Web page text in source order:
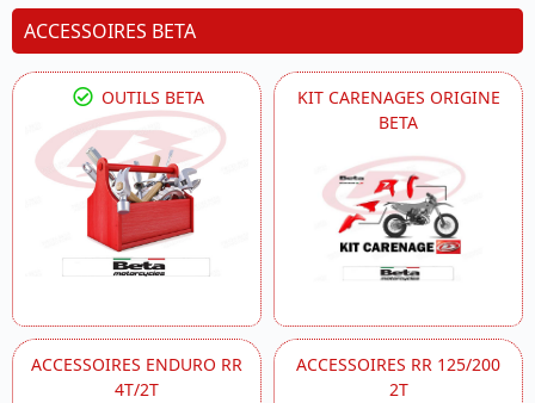
ACCESSOIRES BETA
OUTILS BETA
KIT CARENAGES ORIGINE
BETA
ACCESSOIRES ENDURO RR
4T/2T
ACCESSOIRES RR 125/200
2T